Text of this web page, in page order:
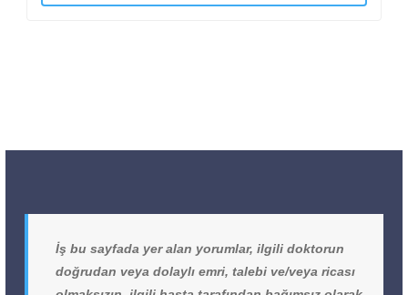
İş bu sayfada yer alan yorumlar, ilgili doktorun
doğrudan veya dolaylı emri, talebi ve/veya ricası